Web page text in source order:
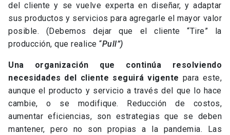
del cliente y se vuelve experta en diseñar, y adaptar
sus productos y servicios para agregarle el mayor valor
posible. (Debemos dejar que el cliente “Tire” la
producción, que realice “Pull”)
Una organización que continúa resolviendo
necesidades del cliente seguirá vigente para este,
aunque el producto y servicio a través del que lo hace
cambie, o se modifique. Reducción de costos,
aumentar eficiencias, son estrategias que se deben
mantener, pero no son propias a la pandemia. Las